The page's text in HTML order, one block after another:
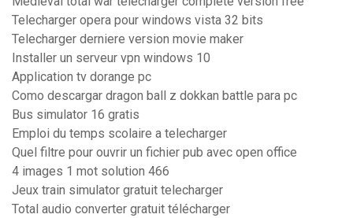
Telecharger opera pour windows vista 32 bits
Telecharger derniere version movie maker
Installer un serveur vpn windows 10
Application tv dorange pc
Como descargar dragon ball z dokkan battle para pc
Bus simulator 16 gratis
Emploi du temps scolaire a telecharger
Quel filtre pour ouvrir un fichier pub avec open office
4 images 1 mot solution 466
Jeux train simulator gratuit telecharger
Total audio converter gratuit télécharger